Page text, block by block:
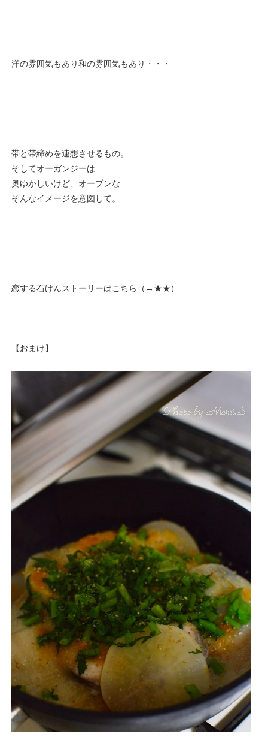
洋の雰囲気もあり和の雰囲気もあり・・・
帯と帯締めを連想させるもの。
そしてオーガンジーは
奥ゆかしいけど、オープンな
そんなイメージを意図して。
恋する石けんストーリーはこちら（→ ★★ ）
【おまけ】